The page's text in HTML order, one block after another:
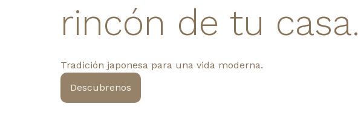
rincón de tu casa.
Tradición japonesa para una vida moderna.
Descubrenos